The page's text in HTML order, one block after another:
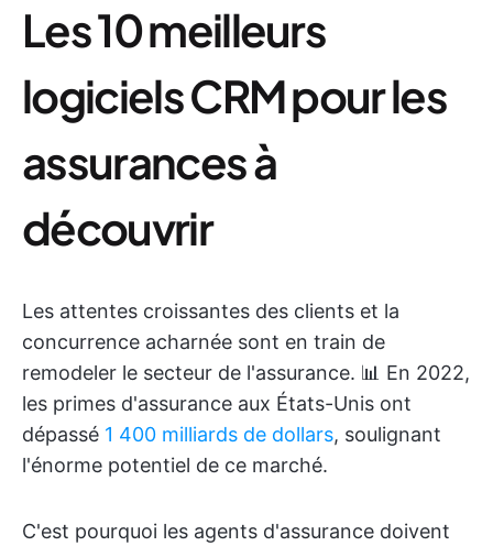
Les 10 meilleurs
logiciels CRM pour les
assurances à
découvrir
Les attentes croissantes des clients et la
concurrence acharnée sont en train de
remodeler le secteur de l'assurance. 📊 En 2022,
les primes d'assurance aux États-Unis ont
dépassé 1 400 milliards de dollars, soulignant
l'énorme potentiel de ce marché.
C'est pourquoi les agents d'assurance doivent